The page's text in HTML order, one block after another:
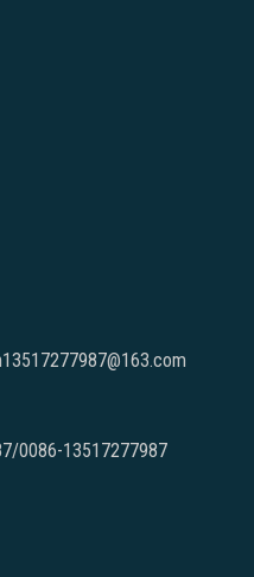
0086-13517277987